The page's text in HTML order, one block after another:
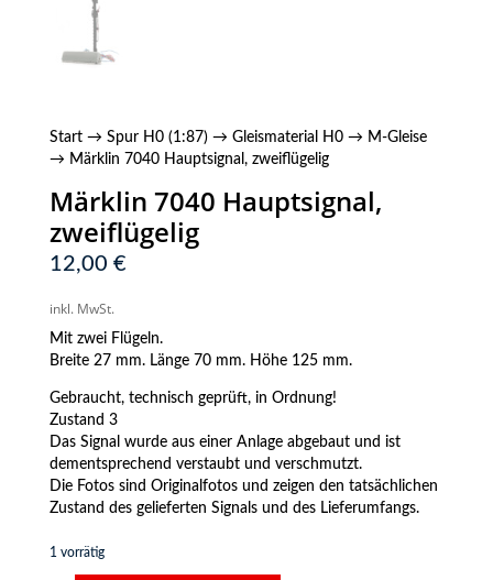
Start→ Spur H0 (1:87)→ Gleismaterial H0→ M-Gleise
→ Märklin 7040 Hauptsignal, zweiflügelig
Märklin 7040 Hauptsignal,
zweiflügelig
12,00 €
inkl. MwSt.
Mit zwei Flügeln.
Breite 27 mm. Länge 70 mm. Höhe 125 mm.
Gebraucht, technisch geprüft, in Ordnung!
Zustand 3
Das Signal wurde aus einer Anlage abgebaut und ist
dementsprechend verstaubt und verschmutzt.
Die Fotos sind Originalfotos und zeigen den tatsächlichen
Zustand des gelieferten Signals und des Lieferumfangs.
1 vorrätig